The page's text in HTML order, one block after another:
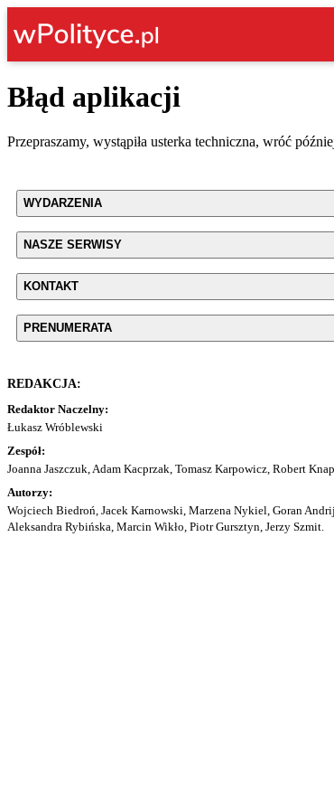
Błąd aplikacji
Przepraszamy, wystąpiła usterka techniczna, wróć
WYDARZENIA
NASZE SERWISY
KONTAKT
PRENUMERATA
REDAKCJA:
Redaktor Naczelny:
Łukasz Wróblewski
Zespół:
Joanna Jaszczuk, Adam Kacprzak, Tomasz Karpowicz, Robert
Autorzy:
Wojciech Biedroń, Jacek Karnowski, Marzena Nykiel, Goran
Aleksandra Rybińska, Marcin Wikło, Piotr Gursztyn, Jerzy Szmit.